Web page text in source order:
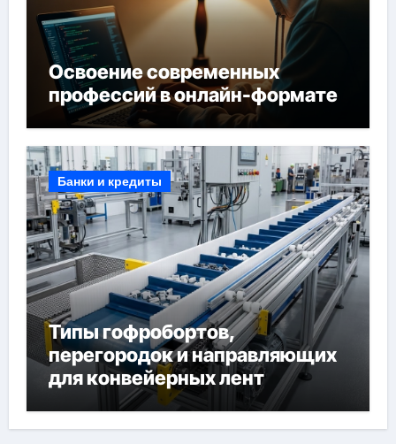
Освоение современных
профессий в онлайн-формате
Банки и кредиты
Типы гофробортов,
перегородок и направляющих
для конвейерных лент